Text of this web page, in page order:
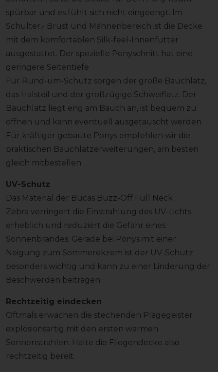
spürbar und es fühlt sich nicht eingeengt. Im
Schulter,- Brust und Mähnenbereich ist die Decke
mit dem komfortablen Silk-feel-Innenfutter
ausgestattet. Der spezielle Ponyschnitt hat eine
geringere Seitentiefe
Für Rund-um-Schutz sorgen der große Bauchlatz,
das Halsteil und der großzügige Schweiflatz. Der
Bauchlatz liegt eng am Bauch an, ist bequem zu
öffnen und kann eventuell ausgetauscht werden.
Für kräftiger gebaute Ponys empfehlen wir die
praktischen Bauchlatzerweiterungen, am besten
gleich mitbestellen.
UV-Schutz
Das Material der Bucas Buzz-Off Full Neck
Zebra verringert die Einstrahlung des UV-Lichts
erheblich und reduziert die Gefahr eines
Sonnenbrandes. Gerade bei Ponys mit einer
Neigung zum Sommerekzem ist der UV-Schutz
besonders wichtig und kann zu einer Linderung der
Beschwerden beitragen.
Rechtzeitig eindecken
Oftmals erwachen die stechenden Plagegeister
explosionsartig mit den ersten warmen
Sonnenstrahlen. Halte die Fliegendecke also
rechtzeitig bereit.